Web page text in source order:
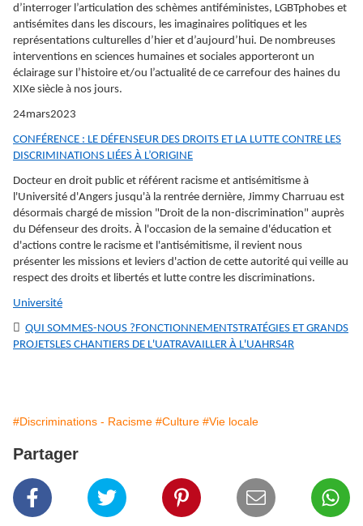
d’interroger l’articulation des schèmes antiféministes, LGBTphobes et
antisémites dans les discours, les imaginaires politiques et les
représentations culturelles d’hier et d’aujourd’hui. De nombreuses
interventions en sciences humaines et sociales apporteront un
éclairage sur l’histoire et/ou l’actualité de ce carrefour des haines du
XIXe siècle à nos jours.
24mars2023
CONFÉRENCE : LE DÉFENSEUR DES DROITS ET LA LUTTE CONTRE LES
DISCRIMINATIONS LIÉES À L’ORIGINE
Docteur en droit public et référent racisme et antisémitisme à
l'Université d'Angers jusqu'à la rentrée dernière, Jimmy Charruau est
désormais chargé de mission "Droit de la non-discrimination" auprès
du Défenseur des droits. À l'occasion de la semaine d'éducation et
d'actions contre le racisme et l'antisémitisme, il revient nous
présenter les missions et leviers d'action de cette autorité qui veille au
respect des droits et libertés et lutte contre les discriminations.
Université
 QUI SOMMES-NOUS ?FONCTIONNEMENTSTRATÉGIES ET GRANDS
PROJETSLES CHANTIERS DE L'UATRAVAILLER À L'UAHRS4R
#Discriminations - Racisme #Culture #Vie locale
Partager